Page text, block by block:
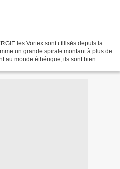
les Vortex sont utilisés depuis la
un grande spirale montant à plus de
au monde éthérique, ils sont bien